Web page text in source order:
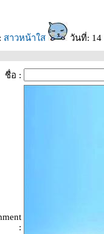
สาวหน้าใส วันที่: 14
ชื่อ :
: